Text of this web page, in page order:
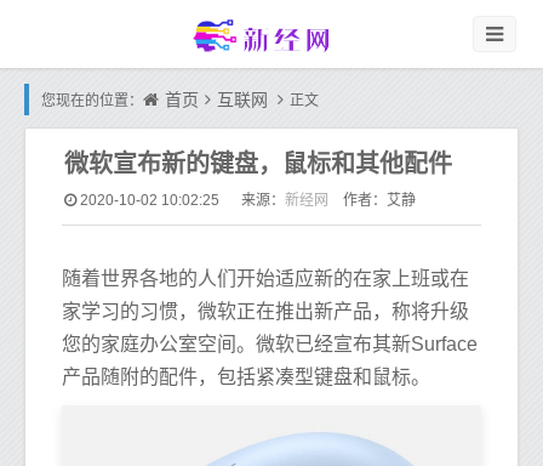
您现在的位置： 首页 互联网 正文
微软宣布新的键盘，鼠标和其他配件
2020-10-02 10:02:25 来源： 新经网 作者：艾静
随着世界各地的人们开始适应新的在家上班或在
家学习的习惯，微软正在推出新产品，称将升级
您的家庭办公室空间。微软已经宣布其新Surface
产品随附的配件，包括紧凑型键盘和鼠标。